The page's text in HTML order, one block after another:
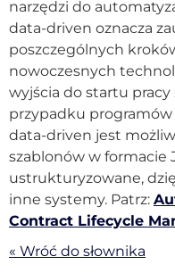
narzędzi do
data-driven oznacza
poszczególnych
nowoczesnych
wyjścia do startu pracy
przypadku
data-driven jest
szablonów w formacie
ustrukturyzowane,
inne systemy. Patrz:
Contract Lifecycle
« Wróć do słownika